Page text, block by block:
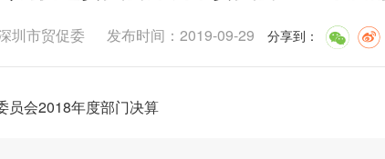
圳市贸促委 发布时间：2019-09-29 分享到 ：
会2018年度部门决算